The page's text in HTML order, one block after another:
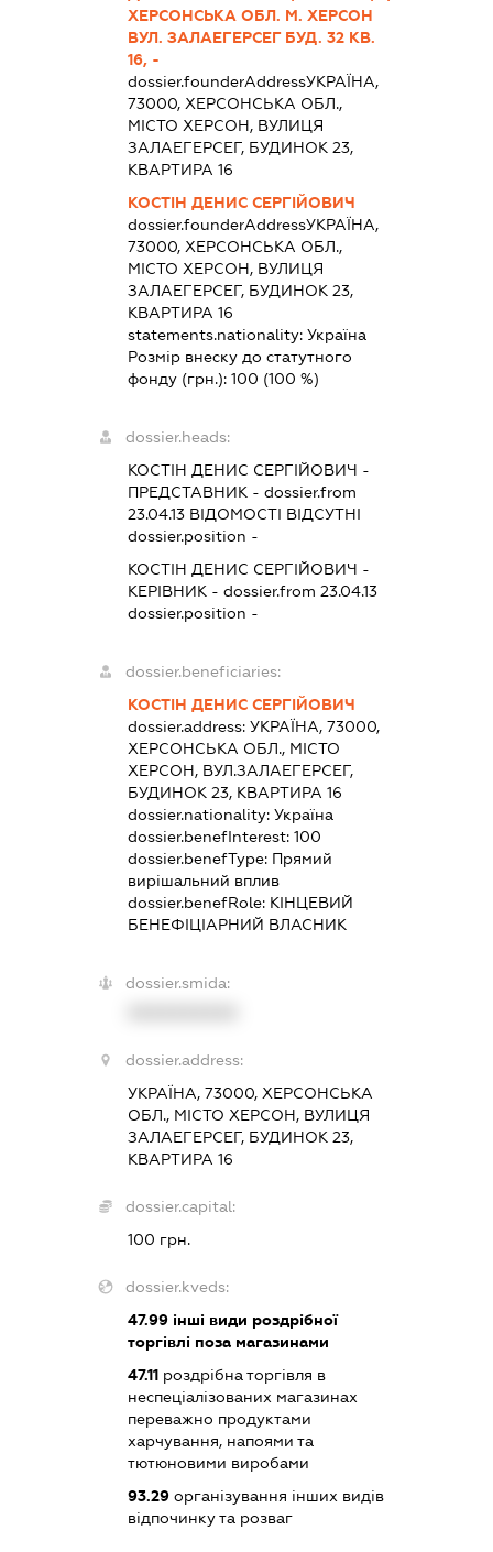
ХЕРСОНСЬКА ОБЛ. М. ХЕРСОН
ВУЛ. ЗАЛАЕГЕРСЕГ БУД. 32 КВ.
16, -
dossier.founderAddressУКРАЇНА,
73000, ХЕРСОНСЬКА ОБЛ.,
МІСТО ХЕРСОН, ВУЛИЦЯ
ЗАЛАЕГЕРСЕГ, БУДИНОК 23,
КВАРТИРА 16
КОСТІН ДЕНИС СЕРГІЙОВИЧ
dossier.founderAddressУКРАЇНА,
73000, ХЕРСОНСЬКА ОБЛ.,
МІСТО ХЕРСОН, ВУЛИЦЯ
ЗАЛАЕГЕРСЕГ, БУДИНОК 23,
КВАРТИРА 16
statements.nationality: Україна
Розмір внеску до статутного
фонду (грн.): 100 (100 %)
dossier.heads:
КОСТІН ДЕНИС СЕРГІЙОВИЧ -
ПРЕДСТАВНИК - dossier.from
23.04.13ВІДОМОСТІ ВІДСУТНІ
dossier.position -
КОСТІН ДЕНИС СЕРГІЙОВИЧ -
КЕРІВНИК - dossier.from 23.04.13
dossier.position -
dossier.beneficiaries:
КОСТІН ДЕНИС СЕРГІЙОВИЧ
dossier.address: УКРАЇНА, 73000,
ХЕРСОНСЬКА ОБЛ., МІСТО
ХЕРСОН, ВУЛ.ЗАЛАЕГЕРСЕГ,
БУДИНОК 23, КВАРТИРА 16
dossier.nationality: Україна
dossier.benefInterest: 100
dossier.benefType: Прямий
вирішальний вплив
dossier.benefRole: КІНЦЕВИЙ
БЕНЕФІЦІАРНИЙ ВЛАСНИК
dossier.smida:
dossier.address:
УКРАЇНА, 73000, ХЕРСОНСЬКА
ОБЛ., МІСТО ХЕРСОН, ВУЛИЦЯ
ЗАЛАЕГЕРСЕГ, БУДИНОК 23,
КВАРТИРА 16
dossier.capital:
100 грн.
dossier.kveds:
47.99інші види роздрібної
торгівлі поза магазинами
47.11роздрібна торгівля в
неспеціалізованих магазинах
переважно продуктами
харчування, напоями та
тютюновими виробами
93.29організування інших видів
відпочинку та розваг